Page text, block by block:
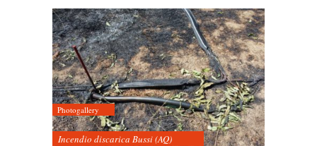
Photogallery
Incendio discarica Bussi (AQ)